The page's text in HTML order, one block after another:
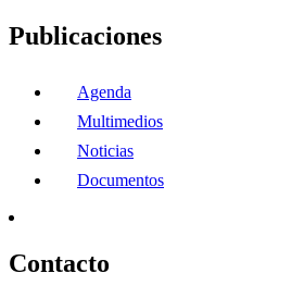
Publicaciones
Agenda
Multimedios
Noticias
Documentos
Contacto